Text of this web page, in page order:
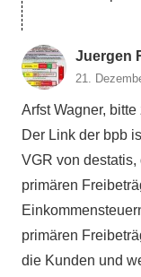
Juergen
21.
Arfst Wagner,
Der Link der bpb
VGR von
primären
primären
die Kunden und